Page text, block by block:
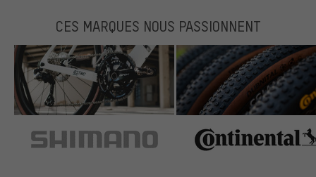
CES MARQUES NOUS PASSIONNENT